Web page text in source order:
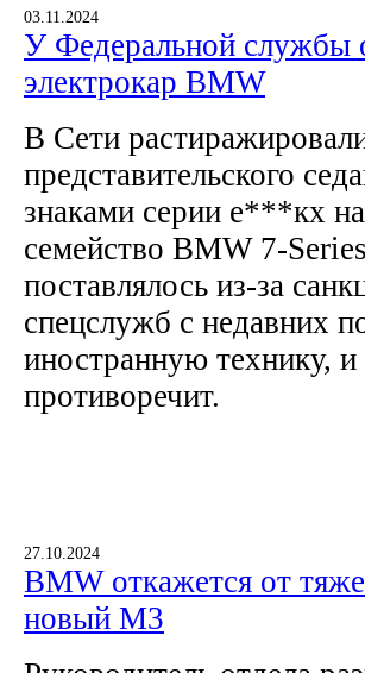
03.11.2024
У Федеральной службы
электрокар BMW
В Сети
представительского
знаками серии е***кх
семейство BMW 7-
поставлялось из-за
спецслужб с недавних
иностранную технику,
противоречит.
27.10.2024
BMW откажется от
новый M3